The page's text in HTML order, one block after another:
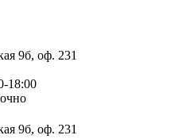
9б, оф. 231
18:00
9б, оф. 231